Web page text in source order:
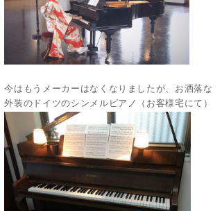
今はもうメーカーはなくなりましたが、お洒落な
外装のドイツのシンメルピアノ（お客様宅にて）